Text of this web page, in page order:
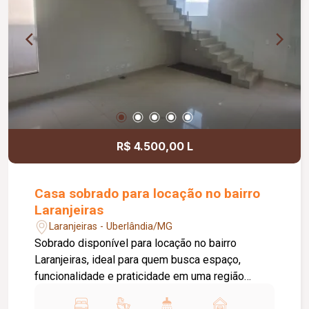
integrada à área de serviço equipada com
cooktop, botijão de gás e máquina de lavar, piso
em porcelanato, pintura nova e aproximadamente
R$ 4.500,00 L
Casa sobrado para locação no bairro
Laranjeiras
Laranjeiras - Uberlândia/MG
Sobrado disponível para locação no bairro
Laranjeiras, ideal para quem busca espaço,
funcionalidade e praticidade em uma região